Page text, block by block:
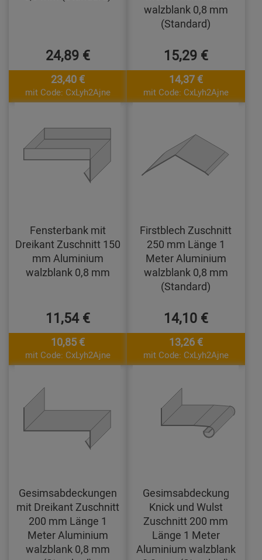
24,89 €
23,40 €
mit Code: CxLyh2Ajne
walzblank 0,8 mm
(Standard)
15,29 €
14,37 €
mit Code: CxLyh2Ajne
Fensterbank mit
Dreikant Zuschnitt 150
mm Aluminium
walzblank 0,8 mm
11,54 €
10,85 €
mit Code: CxLyh2Ajne
Firstblech Zuschnitt
250 mm Länge 1
Meter Aluminium
walzblank 0,8 mm
(Standard)
14,10 €
13,26 €
mit Code: CxLyh2Ajne
Gesimsabdeckungen
mit Dreikant Zuschnitt
200 mm Länge 1
Meter Aluminium
walzblank 0,8 mm
Gesimsabdeckung
Knick und Wulst
Zuschnitt 200 mm
Länge 1 Meter
Aluminium walzblank